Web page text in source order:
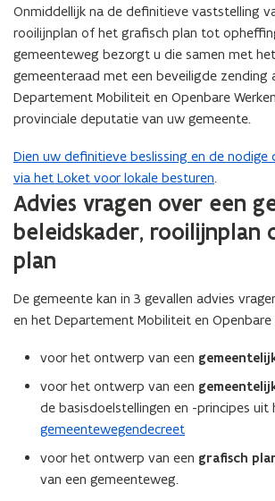
t
i
n
n
i
e
w
v
e
n
s
t
Onmiddellijk na de definitieve vaststelling
rooilijnplan of het grafisch plan tot
gemeenteweg bezorgt u die samen met
gemeenteraad met een beveiligde zending
Departement Mobiliteit en Openbare
provinciale deputatie van uw gemeente.
Dien uw definitieve beslissing en de nodige
via het Loket voor lokale besturen.
Advies vragen over een
beleidskader, rooilijnplan
plan
De gemeente kan in 3 gevallen advies
en het Departement Mobiliteit en Openbare
voor het ontwerp van een
voor het ontwerp van een
de basisdoelstellingen en -principes uit
gemeentewegendecreet
voor het ontwerp van een grafisch
van een gemeenteweg.